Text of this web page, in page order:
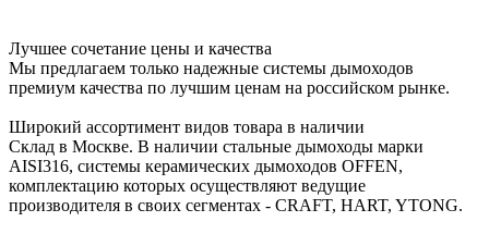
Лучшее сочетание цены и качества
Мы предлагаем только надежные системы дымоходов
премиум качества по лучшим ценам на российском рынке.
Широкий ассортимент видов товара в наличии
Склад в Москве. В наличии стальные дымоходы марки
AISI316, системы керамических дымоходов OFFEN,
комплектацию которых осуществляют ведущие
производителя в своих сегментах - CRAFT, HART, YTONG.